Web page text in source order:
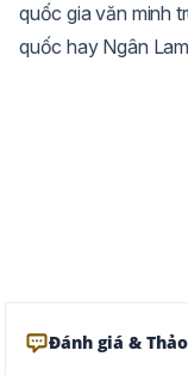
Trắng
quốc gia văn minh
quốc hay Ngân
Đánh giá &